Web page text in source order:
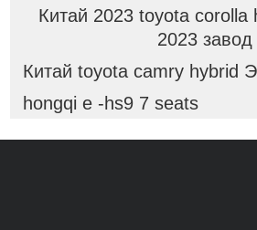
Китай 2023 toyota corolla
2023 завод
Китай toyota camry hybrid
hongqi e -hs9 7 seats